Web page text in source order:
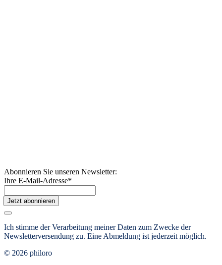
Abonnieren Sie unseren Newsletter:
Ihre E-Mail-Adresse*
Jetzt abonnieren
Ich stimme der Verarbeitung meiner Daten zum Zwecke der
Newsletterversendung zu. Eine Abmeldung ist jederzeit möglich.
© 2026 philoro